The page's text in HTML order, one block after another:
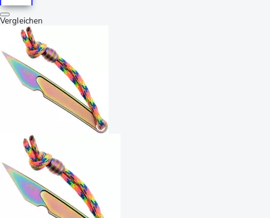
Vergleichen